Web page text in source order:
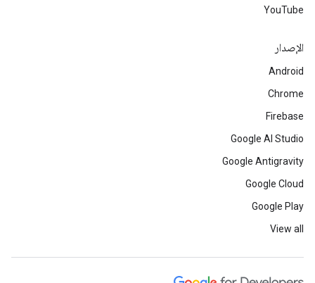
YouTube
الإصدار
Android
Chrome
Firebase
Google AI Studio
Google Antigravity
Google Cloud
Google Play
View all